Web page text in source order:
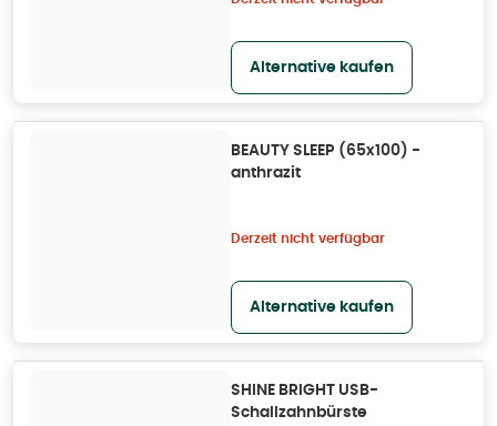
Alternative kaufen
BEAUTY SLEEP (65x100) -
anthrazit
Derzeit nicht verfügbar
Alternative kaufen
SHINE BRIGHT USB-
Schallzahnbürste